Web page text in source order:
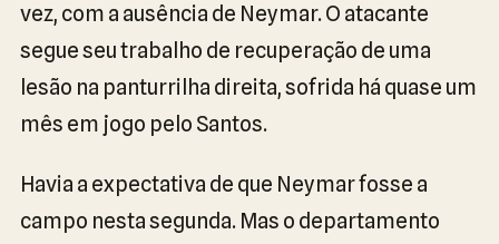
vez, com a ausência de Neymar. O atacante
segue seu trabalho de recuperação de uma
lesão na panturrilha direita, sofrida há quase um
mês em jogo pelo Santos.
Havia a expectativa de que Neymar fosse a
campo nesta segunda. Mas o departamento